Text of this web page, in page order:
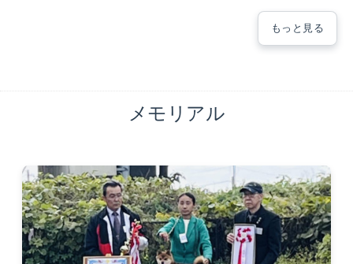
もっと見る
メモリアル